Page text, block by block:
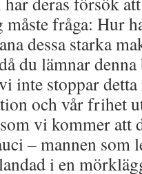
måste fråga: Hur
dessa starka
du lämnar denna
inte stoppar
och vår frihet
vi kommer att
– mannen som
i en